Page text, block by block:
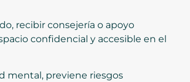
recibir consejería o apoyo
confidencial y accesible en el
mental, previene riesgos